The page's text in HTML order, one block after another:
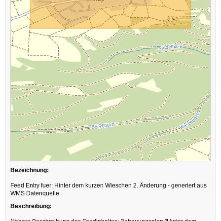
Bezeichnung:
Feed Entry fuer: Hinter dem kurzen Wieschen 2. Änderung - generiert aus
WMS Datenquelle
Beschreibung: